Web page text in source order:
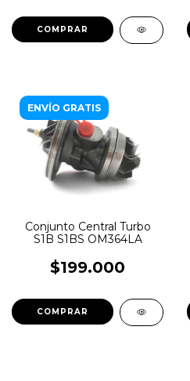
ENVÍO GRATIS
Conjunto Central Turbo
S1B S1BS OM364LA
$199.000